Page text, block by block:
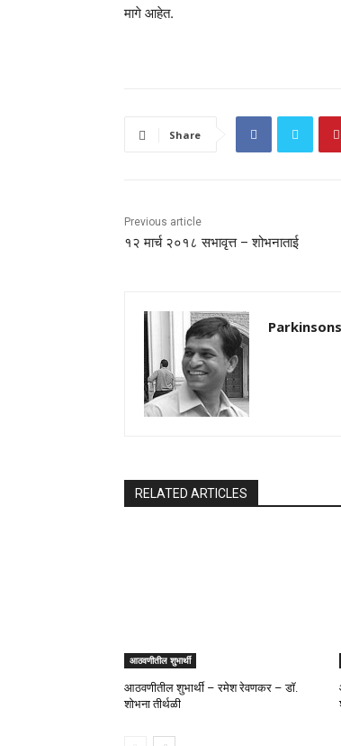
मागे आहेत.
Share
Previous article
१२ मार्च २०१८ सभावृत्त – शोभनाताई
RELATED ARTICLES
आठवणीतील शुभार्थी
आठवणीतील शुभार्थी – रमेश रेवणकर – डॉ.
शोभना तीर्थळी